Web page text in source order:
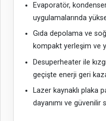
Evaporatör,
uygulamalarında
Gıda depolama ve
kompakt yerleşim ve
Desuperheater ile
geçişte enerji geri
Lazer kaynaklı plaka
dayanımı ve güvenilir